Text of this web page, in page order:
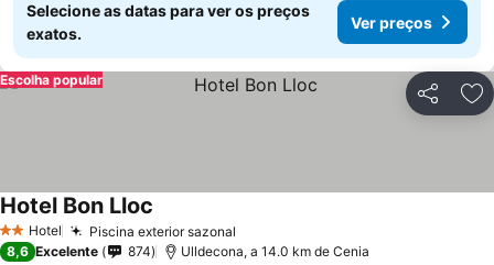
Selecione as datas para ver os preços
exatos.
Ver preços
Partilhar
Escolha popular
2 Estrelas
Hotel Piscina exterior sazonal
Hotel Bon Lloc
8,6 Excelente 874 Ulldecona, a 14.0 km de Cenia